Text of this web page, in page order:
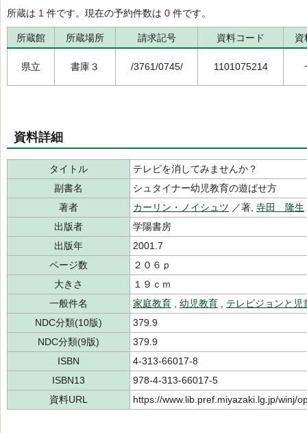
所蔵は 1 件です。現在の予約件数は 0 件です。
所蔵館 所蔵場所 請求記号 資料コード 資
県立 書庫３ /3761/0745/ 1101075214
資料詳細
タイトル
テレビを消してみませんか？
副書名
シュタイナー幼児教育の遊ばせ方
著者
カーリン・ノイシュツ ／著, 寺田 隆生
出版者
学陽書房
出版年
2001.7
ページ数
２０６ｐ
大きさ
１９ｃｍ
一般件名
家庭教育 幼児教育
テレビジョンと児
NDC分類(10版)
379.9
NDC分類(9版)
379.9
ISBN
4-313-66017-8
ISBN13
978-4-313-66017-5
資料URL
https://www.lib.pref.miyazaki.lg.jp/winj/